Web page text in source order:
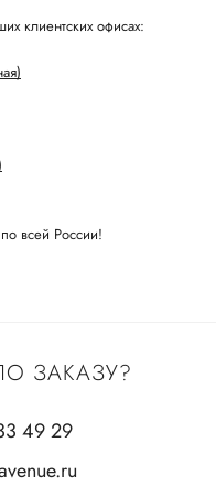
клиентских офисах:
всей России!
ЗАКАЗУ?
49 29